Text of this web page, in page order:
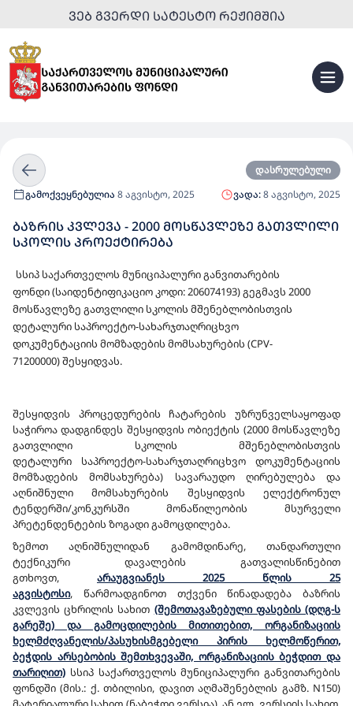
ᲕᲔᲑ ᲒᲕᲔᲠᲓᲘ ᲡᲐᲢᲔᲡᲢᲝ ᲠᲔᲟᲘᲛᲨᲘᲐ
დასრულებული
გამოქვეყნებულია 8 აგვისტო, 2025 ვადა:8 აგვისტო, 2025
ᲑᲐᲖᲠᲘᲡ ᲙᲕᲚᲔᲕᲐ - 2000 ᲛᲝᲡᲬᲐᲕᲚᲔᲖᲔ ᲒᲐᲗᲕᲚᲘᲚᲘ
ᲡᲙᲝᲚᲘᲡ ᲞᲠᲝᲔᲥᲢᲘᲠᲔᲑᲐ
სსიპ საქართველოს მუნიციპალური განვითარების
ფონდი(საიდენტიფიკაციო კოდი:206074193)გეგმავს 2000
მოსწავლეზე გათვლილი სკოლის მშენებლობისთვის
დეტალური საპროექტო-სახარჯთაღრიცხვო
დოკუმენტაციის მომზადების მომსახურების (CPV-
71200000)შესყიდვას.
შესყიდვის პროცედურების ჩატარების უზრუნველსაყოფად
საჭიროა დადგინდეს შესყიდვის ობიექტის (2000 მოსწავლეზე
გათვლილი სკოლის მშენებლობისთვის
დეტალური საპროექტო-სახარჯთაღრიცხვო დოკუმენტაციის
მომზადების მომსახურება) სავარაუდო ღირებულება და
აღნიშნული მომსახურების შესყიდვის ელექტრონულ
ტენდერში/კონკურსში მონაწილეობის მსურველი
პრეტენდენტების ზოგადი გამოცდილება.
ზემოთ აღნიშნულიდან გამომდინარე, თანდართული
ტექნიკური დავალების გათვალისწინებით
გთხოვთ, არაუგვიანეს 2025 წლის 25
აგვისტოსი, წარმოადგინოთ თქვენი წინადადება ბაზრის
კვლევის ცხრილის სახით (შემოთავაზებული ფასების (დღგ-ს
გარეშე) და გამოცდილების მითითებით, ორგანიზაციის
ხელმძღვანელის/პასუხისმგებელი პირის ხელმოწერით,
ბეჭდის არსებობის შემთხვევაში, ორგანიზაციის ბეჭდით და
თარიღით) სსიპ საქართველოს მუნიციპალური განვითარების
ფონდში (მის.: ქ. თბილისი, დავით აღმაშენებლის გამზ. N150)